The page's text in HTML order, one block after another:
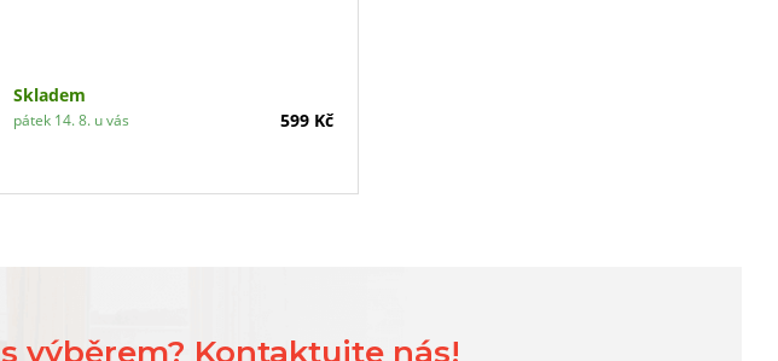
Skladem
pátek 14. 8. u vás 599 Kč
výběrem? Kontaktujte nás!